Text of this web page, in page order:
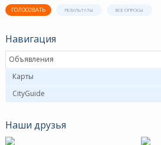
ГОЛОСОВАТЬ РЕЗУЛЬТАТЫ ВСЕ ОПРОСЫ
Навигация
Объявления
Карты
CityGuide
Наши друзья